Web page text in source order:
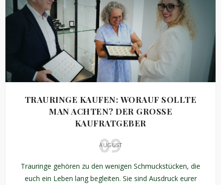
TRAURINGE KAUFEN: WORAUF SOLLTE
MAN ACHTEN? DER GROSSE K
AUFRATGEBER
09
AUGUST
Trauringe gehören zu den wenigen Schmuckstücken, die
euch ein Leben lang begleiten. Sie sind Ausdruck eurer